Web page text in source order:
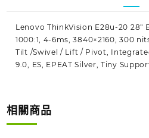
Lenovo ThinkVision E28u-20 28″
1000:1, 4-6ms, 3840×2160, 300
Tilt /Swivel / Lift / Pivot,
9.0, ES, EPEAT Silver, Tiny
相關商品